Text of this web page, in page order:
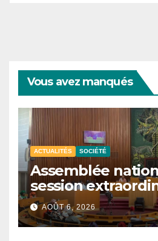
Vous avez manqués
ACTUALITÉS SOCIÉTÉ
Assemblée
session
convoquée le 10
plusieurs
d’enquête à
AOÛT 6, 2026